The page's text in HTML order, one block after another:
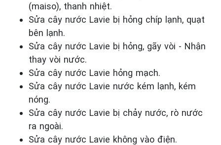
(maiso), thanh nhiệt.
Sửa cây nước Lavie bị hỏng chíp lạnh, quạt
bên lạnh.
Sửa cây nước Lavie bị hỏng, gãy vòi - Nhận
thay vòi nước.
Sửa cây nước Lavie hỏng mạch.
Sửa cây nước Lavie nước kém lạnh, kém
nóng.
Sửa cây nước Lavie bị chảy nước, rò nước
ra ngoài.
Sửa cây nước Lavie không vào điện.